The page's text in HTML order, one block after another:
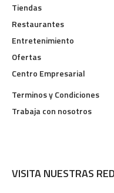
Tiendas
Restaurantes
Entretenimiento
Ofertas
Centro Empresarial
Terminos y Condiciones
Trabaja con nosotros
VISITA NUESTRAS